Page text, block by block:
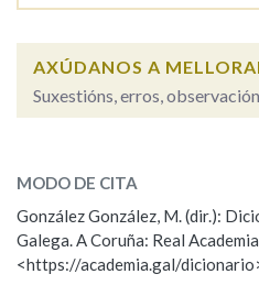
Marcas gramaticais
Pertence a
AXÚDANOS A
Suxestións, erros,
ESCOLLE UNHA OPCIÓN:
Observación Hai un
Propoño mellorar a
MODO DE CITA
González González, M. (dir.):
Galega. A Coruña: Real
<https://academia.gal/